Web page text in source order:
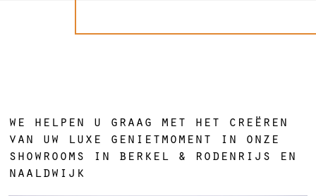
we helpen u graag met het creëren
van uw luxe genietmoment in onze
showrooms in berkel & rodenrijs en
naaldwijk